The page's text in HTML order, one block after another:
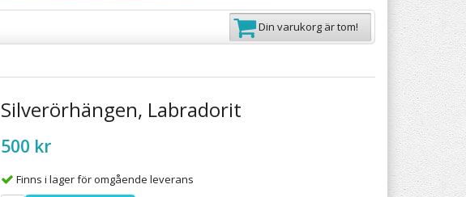
Din varukorg är tom!
Silverörhängen, Labradorit
500 kr
Finns i lager för omgående leverans